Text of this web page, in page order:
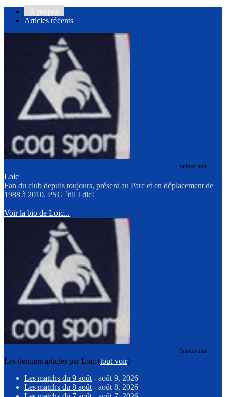
À propos
Articles récents
Suivez-moi
Loic
Fan du club depuis toujours, présent au Parc et en déplacement de
1988 à 2010. PSG ´till I die!
Voir la bio de Loic...
Suivez-moi
Les derniers articles par Loic (tout voir)
Les matchs du 9 août - août 9, 2026
Les matchs du 8 août - août 8, 2026